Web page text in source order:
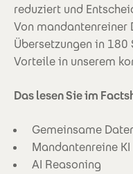
reduziert und
Von mandantenreiner
Übersetzungen in 180
Vorteile in unserem
Das lesen Sie im
Gemeinsame
Mandantenreine KI
AI Reasoning